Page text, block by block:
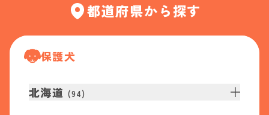
都道府県から探す
保護犬
北海道 (94)